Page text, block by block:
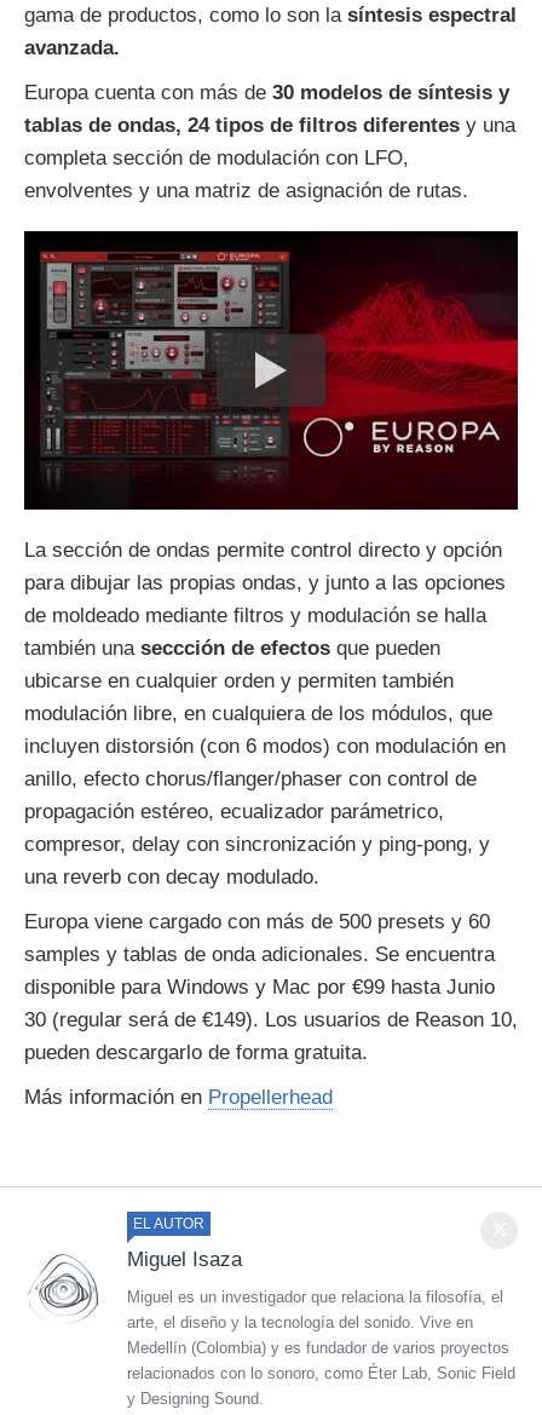
gama de productos, como lo son la síntesis espectral
avanzada.
Europa cuenta con más de 30 modelos de síntesis y
tablas de ondas, 24 tipos de filtros diferentes y una
completa sección de modulación con LFO,
envolventes y una matriz de asignación de rutas.
La sección de ondas permite control directo y opción
para dibujar las propias ondas, y junto a las opciones
de moldeado mediante filtros y modulación se halla
también una seccción de efectos que pueden
ubicarse en cualquier orden y permiten también
modulación libre, en cualquiera de los módulos, que
incluyen distorsión (con 6 modos) con modulación en
anillo, efecto chorus/flanger/phaser con control de
propagación estéreo, ecualizador parámetrico,
compresor, delay con sincronización y ping-pong, y
una reverb con decay modulado.
Europa viene cargado con más de 500 presets y 60
samples y tablas de onda adicionales. Se encuentra
disponible para Windows y Mac por €99 hasta Junio
30 (regular será de €149). Los usuarios de Reason 10,
pueden descargarlo de forma gratuita.
Más información en Propellerhead
EL AUTOR
Miguel Isaza
Miguel es un investigador que relaciona la filosofía, el
arte, el diseño y la tecnología del sonido. Vive en
Medellín (Colombia) y es fundador de varios proyectos
relacionados con lo sonoro, como Éter Lab, Sonic Field
y Designing Sound.